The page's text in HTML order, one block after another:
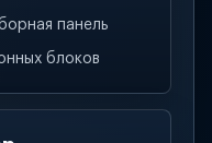
панель
блоков